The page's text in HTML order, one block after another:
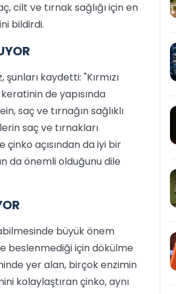
cilt ve tırnak sağlığı için en
bildirdi.
kaydetti: "Kırmızı
de yapısında
saç ve tırnağın sağlıklı
saç ve tırnakları
çinko açısından da iyi bir
da önemli olduğunu dile
büyük önem
beslenmediği için dökülme
yer alan, birçok enzimin
kolaylaştıran çinko, aynı